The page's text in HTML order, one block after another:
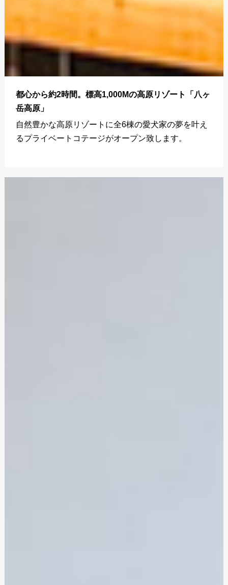
都心から約2時間。標高1,000Mの高原リゾート「八ヶ
岳高原」
自然豊かな高原リゾートに全6棟の愛犬家の夢を叶え
るプライベートコテージがオープン致します。